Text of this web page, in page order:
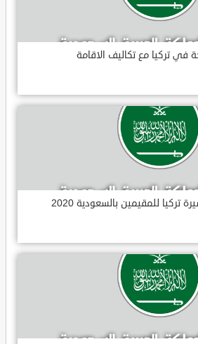
في تركيا مع تكاليف الاقامة
للمقيمين بالسعودية 2020